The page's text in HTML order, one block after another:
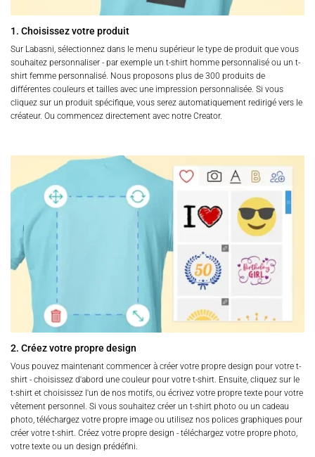
1. Choisissez votre produit
Sur Labasni, sélectionnez dans le menu supérieur le type de produit que vous
souhaitez personnaliser - par exemple un t-shirt homme personnalisé ou un t-
shirt femme personnalisé. Nous proposons plus de 300 produits de
différentes couleurs et tailles avec une impression personnalisée. Si vous
cliquez sur un produit spécifique, vous serez automatiquement redirigé vers le
créateur. Ou commencez directement avec notre Creator.
2. Créez votre propre design
Vous pouvez maintenant commencer à créer votre propre design pour votre t-
shirt - choisissez d'abord une couleur pour votre t-shirt. Ensuite, cliquez sur le
t-shirt et choisissez l'un de nos motifs, ou écrivez votre propre texte pour votre
vêtement personnel. Si vous souhaitez créer un t-shirt photo ou un cadeau
photo, téléchargez votre propre image ou utilisez nos polices graphiques pour
créer votre t-shirt. Créez votre propre design - téléchargez votre propre photo,
votre texte ou un design prédéfini.